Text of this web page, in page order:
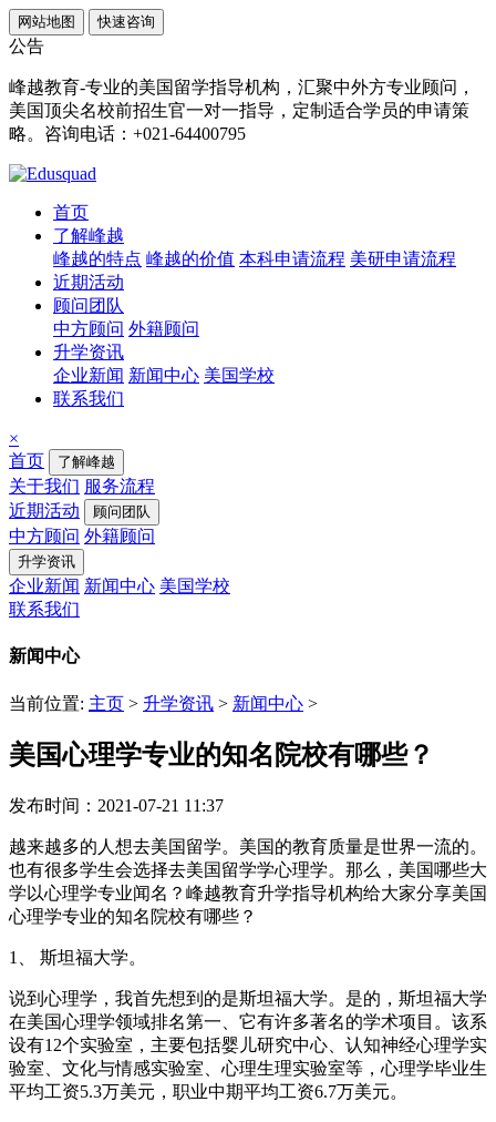
网站地图 快速咨询
公告
峰越教育-专业的美国留学指导机构，汇聚中外方专业顾问，
美国顶尖名校前招生官一对一指导，定制适合学员的申请策
略。咨询电话：+021-64400795
首页
了解峰越
峰越的特点 峰越的价值 本科申请流程 美研申请流程
近期活动
顾问团队
中方顾问 外籍顾问
升学资讯
企业新闻 新闻中心 美国学校
联系我们
×
首页
了解峰越
关于我们 服务流程
近期活动
顾问团队
中方顾问 外籍顾问
升学资讯
企业新闻 新闻中心 美国学校
联系我们
新闻中心
当前位置: 主页 > 升学资讯 > 新闻中心 >
美国心理学专业的知名院校有哪些？
发布时间：2021-07-21 11:37
越来越多的人想去美国留学。美国的教育质量是世界一流的。
也有很多学生会选择去美国留学学心理学。那么，美国哪些大
学以心理学专业闻名？峰越教育升学指导机构给大家分享美国
心理学专业的知名院校有哪些？
1、 斯坦福大学。
说到心理学，我首先想到的是斯坦福大学。是的，斯坦福大学
在美国心理学领域排名第一、它有许多著名的学术项目。该系
设有12个实验室，主要包括婴儿研究中心、认知神经心理学实
验室、文化与情感实验室、心理生理实验室等，心理学毕业生
平均工资5.3万美元，职业中期平均工资6.7万美元。